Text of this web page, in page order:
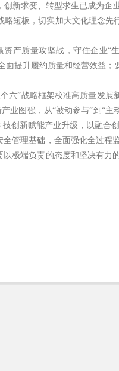
新求变、转型求生已成为企
短板，切实加大文化理念先
产质量攻坚战，守住企业“
提升履约质量和经营效益；
六”战略框架校准高质量发展
业图强，从“被动参与”到“主
创新赋能产业升级，以融合
管理基础，全面强化全过程
极端负责的态度和坚决有力